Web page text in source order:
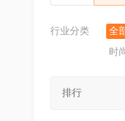
行业分类 全
时
排行